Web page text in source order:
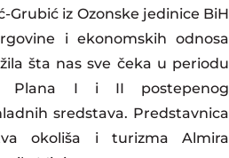
Grubić iz Ozonske jedinice BiH
i ekonomskih odnosa
šta nas sve čeka u periodu
Plana I i II postepenog
sredstava. Predstavnica
okoliša i turizma Almira